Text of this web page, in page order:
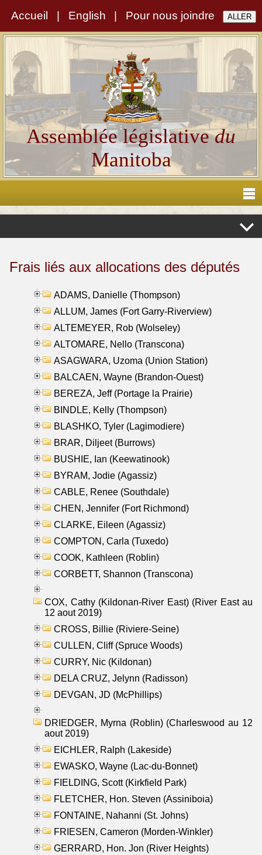
Accueil English Pour nous joindre
Assemblée législativedu
Manitoba
Frais liés aux allocations des députés
ADAMS, Danielle (Thompson)
ALLUM, James (Fort Garry-Riverview)
ALTEMEYER, Rob (Wolseley)
ALTOMARE, Nello (Transcona)
ASAGWARA, Uzoma (Union Station)
BALCAEN, Wayne (Brandon-Ouest)
BEREZA, Jeff (Portage la Prairie)
BINDLE, Kelly (Thompson)
BLASHKO, Tyler (Lagimodiere)
BRAR, Diljeet (Burrows)
BUSHIE, Ian (Keewatinook)
BYRAM, Jodie (Agassiz)
CABLE, Renee (Southdale)
CHEN, Jennifer (Fort Richmond)
CLARKE, Eileen (Agassiz)
COMPTON, Carla (Tuxedo)
COOK, Kathleen (Roblin)
CORBETT, Shannon (Transcona)
COX, Cathy (Kildonan-River East) (River East au
12 aout 2019)
CROSS, Billie (Riviere-Seine)
CULLEN, Cliff (Spruce Woods)
CURRY, Nic (Kildonan)
DELA CRUZ, Jelynn (Radisson)
DEVGAN, JD (McPhillips)
DRIEDGER, Myrna (Roblin) (Charleswood au 12
aout 2019)
EICHLER, Ralph (Lakeside)
EWASKO, Wayne (Lac-du-Bonnet)
FIELDING, Scott (Kirkfield Park)
FLETCHER, Hon. Steven (Assiniboia)
FONTAINE, Nahanni (St. Johns)
FRIESEN, Cameron (Morden-Winkler)
GERRARD, Hon. Jon (River Heights)